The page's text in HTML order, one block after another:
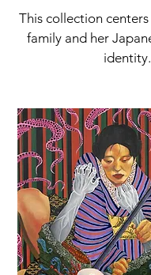
This collection
family and her
identity.